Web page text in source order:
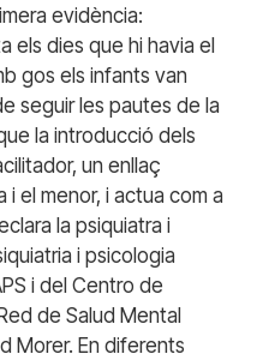
evidència:
els dies que hi havia el
gos els infants van
seguir les pautes de la
la introducció dels
un enllaç
el menor, i actua com a
la psiquiatra i
i psicologia
i del Centro de
de Salud Mental
Morer. En diferents